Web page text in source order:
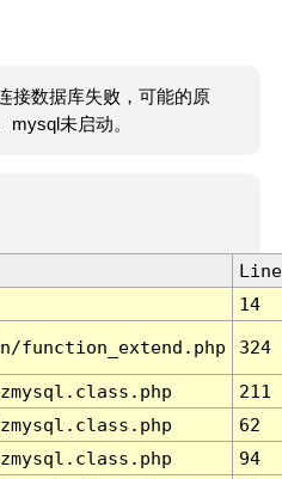
接数据库失败，可能的原
mysql未启动。
Line
14
function_extend.php 324
211
62
94